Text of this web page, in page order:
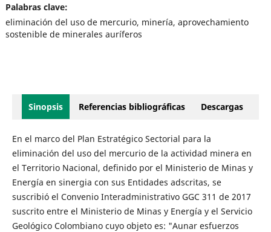
Palabras clave:
eliminación del uso de mercurio, minería, aprovechamiento
sostenible de minerales auríferos
Sinopsis Referencias bibliográficas Descargas
En el marco del Plan Estratégico Sectorial para la
eliminación del uso del mercurio de la actividad minera en
el Territorio Nacional, definido por el Ministerio de Minas y
Energía en sinergia con sus Entidades adscritas, se
suscribió el Convenio Interadministrativo GGC 311 de 2017
suscrito entre el Ministerio de Minas y Energía y el Servicio
Geológico Colombiano cuyo objeto es: "Aunar esfuerzos